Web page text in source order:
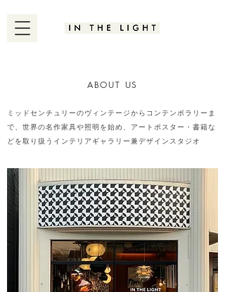
ABOUT US
ミッドセンチュリーのヴィンテージからコンテンポラリーま
で、世界の名作家具や照明を始め、アートポスター・書籍な
どを取り扱うインテリアギャラリー兼デザインスタジオ